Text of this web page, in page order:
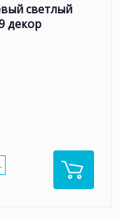
светлый
декор